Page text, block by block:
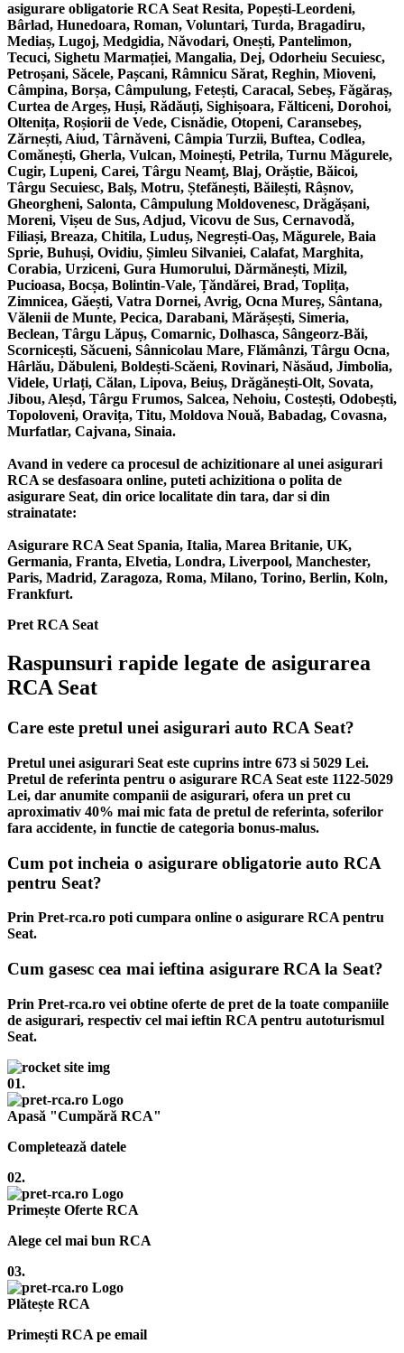
asigurare obligatorie RCA Seat Resita, Popești-Leordeni,
Bârlad, Hunedoara, Roman, Voluntari, Turda, Bragadiru,
Mediaș, Lugoj, Medgidia, Năvodari, Onești, Pantelimon,
Tecuci, Sighetu Marmației, Mangalia, Dej, Odorheiu Secuiesc,
Petroșani, Săcele, Pașcani, Râmnicu Sărat, Reghin, Mioveni,
Câmpina, Borșa, Câmpulung, Fetești, Caracal, Sebeș, Făgăraș,
Curtea de Argeș, Huși, Rădăuți, Sighișoara, Fălticeni, Dorohoi,
Oltenița, Roșiorii de Vede, Cisnădie, Otopeni, Caransebeș,
Zărnești, Aiud, Târnăveni, Câmpia Turzii, Buftea, Codlea,
Comănești, Gherla, Vulcan, Moinești, Petrila, Turnu Măgurele,
Cugir, Lupeni, Carei, Târgu Neamț, Blaj, Orăștie, Băicoi,
Târgu Secuiesc, Balș, Motru, Ștefănești, Băilești, Râșnov,
Gheorgheni, Salonta, Câmpulung Moldovenesc, Drăgășani,
Moreni, Vișeu de Sus, Adjud, Vicovu de Sus, Cernavodă,
Filiași, Breaza, Chitila, Luduș, Negrești-Oaș, Măgurele, Baia
Sprie, Buhuși, Ovidiu, Șimleu Silvaniei, Calafat, Marghita,
Corabia, Urziceni, Gura Humorului, Dărmănești, Mizil,
Pucioasa, Bocșa, Bolintin-Vale, Țăndărei, Brad, Toplița,
Zimnicea, Găești, Vatra Dornei, Avrig, Ocna Mureș, Sântana,
Vălenii de Munte, Pecica, Darabani, Mărășești, Simeria,
Beclean, Târgu Lăpuș, Comarnic, Dolhasca, Sângeorz-Băi,
Scornicești, Săcueni, Sânnicolau Mare, Flămânzi, Târgu Ocna,
Hârlău, Dăbuleni, Boldești-Scăeni, Rovinari, Năsăud, Jimbolia,
Videle, Urlați, Călan, Lipova, Beiuș, Drăgănești-Olt, Sovata,
Jibou, Aleșd, Târgu Frumos, Salcea, Nehoiu, Costești, Odobești,
Topoloveni, Oravița, Titu, Moldova Nouă, Babadag, Covasna,
Murfatlar, Cajvana, Sinaia.
Avand in vedere ca procesul de achizitionare al unei asigurari
RCA se desfasoara online, puteti achizitiona o polita de
asigurare Seat, din orice localitate din tara, dar si din
strainatate:
Asigurare RCA Seat Spania, Italia, Marea Britanie, UK,
Germania, Franta, Elvetia, Londra, Liverpool, Manchester,
Paris, Madrid, Zaragoza, Roma, Milano, Torino, Berlin, Koln,
Frankfurt.
Pret RCA Seat
Raspunsuri rapide legate de asigurarea
RCA Seat
Care este pretul unei asigurari auto RCA Seat?
Pretul unei asigurari Seat este cuprins intre 673 si 5029 Lei.
Pretul de referinta pentru o asigurare RCA Seat este 1122-5029
Lei, dar anumite companii de asigurari, ofera un pret cu
aproximativ 40% mai mic fata de pretul de referinta, soferilor
fara accidente, in functie de categoria bonus-malus.
Cum pot incheia o asigurare obligatorie auto RCA
pentru Seat?
Prin Pret-rca.ro poti cumpara online o asigurare RCA pentru
Seat.
Cum gasesc cea mai ieftina asigurare RCA la Seat?
Prin Pret-rca.ro vei obtine oferte de pret de la toate companiile
de asigurari, respectiv cel mai ieftin RCA pentru autoturismul
Seat.
01.
Apasă "Cumpără RCA"
Completează datele
02.
Primește Oferte RCA
Alege cel mai bun RCA
03.
Plătește RCA
Primești RCA pe email